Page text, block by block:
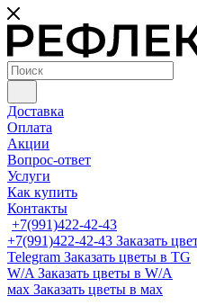
Доставка
Оплата
Акции
Вопрос-ответ
Услуги
Как купить
Контакты
+7(991)422-42-43
+7(991)422-42-43 Заказать
Telegram Заказать цветы в TG
W/A Заказать цветы в W/A
мах Заказать цветы в мах